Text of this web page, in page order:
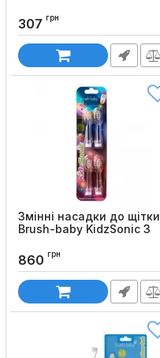
Код товару:
307 грн
Змінні насадки до щітки
Brush-baby KidzSonic 3
860 грн